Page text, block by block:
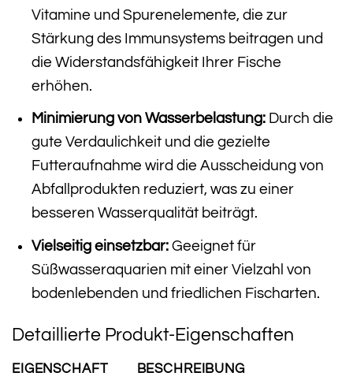
Vitamine und Spurenelemente, die zur
Stärkung des Immunsystems beitragen und
die Widerstandsfähigkeit Ihrer Fische
erhöhen.
Minimierung von Wasserbelastung:Durch die
gute Verdaulichkeit und die gezielte
Futteraufnahme wird die Ausscheidung von
Abfallprodukten reduziert, was zu einer
besseren Wasserqualität beiträgt.
Vielseitig einsetzbar:Geeignet für
Süßwasseraquarien mit einer Vielzahl von
bodenlebenden und friedlichen Fischarten.
Detaillierte Produkt-Eigenschaften
EIGENSCHAFT BESCHREIBUNG